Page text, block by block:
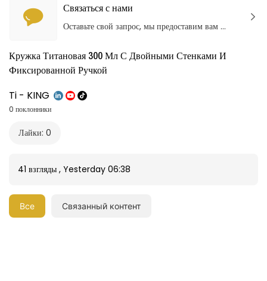
Связаться с нами
Оставьте свой запрос, мы предоставим вам качественные продукты и услуги!
Кружка Титановая 300 Мл С Двойными Стенками И
Фиксированной Ручкой
Ti - KING
0 поклонники
Лайки: 0
41 взгляды , Yesterday 06:38
Все Связанный контент